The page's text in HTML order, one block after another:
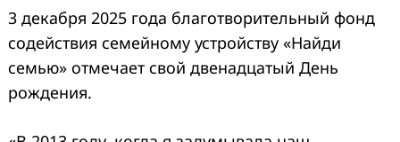
3 декабря 2025 года благотворительный фонд
содействия семейному устройству «Найди
семью» отмечает свой двенадцатый День
рождения.